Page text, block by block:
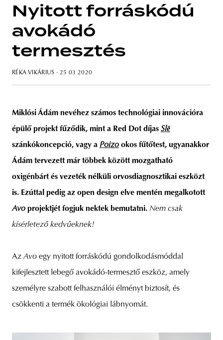
budapest poland branding
Nyitott forráskódú
avokádó
termesztés
RÉKA VIKÁRIUS · 25 03 2020
Miklósi Ádám nevéhez számos technológiai innovációra
épülő projekt fűződik, mint a Red Dot díjas Slē
szánkókoncepció, vagy a Poizo okos fűtőtest, ugyanakkor
Ádám tervezett már többek között mozgatható
oxigénbárt és vezeték nélküli orvosdiagnosztikai eszközt
is. Ezúttal pedig az open design elve mentén megalkotott
Avo projektjét fogjuk nektek bemutatni. Nem csak
kísérletező kedvűeknek!
AzAvo egy nyitott forráskódú gondolkodásmóddal
kifejlesztett lebegő avokádó-termesztő eszköz, amely
személyre szabott felhasználói élményt biztosít, és
csökkenti a termék ökológiai lábnyomát.